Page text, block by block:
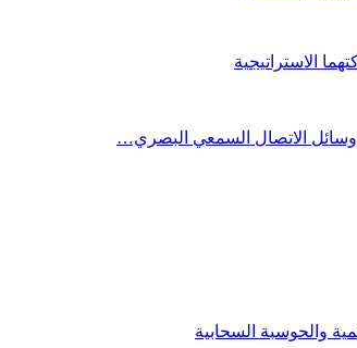
الاستراتيجية
وسائل الاتصال السمعي البصري…
والحوسبة السحابية